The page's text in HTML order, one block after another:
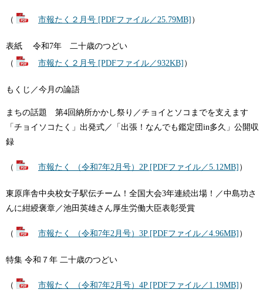
（ 市報たく２月号 [PDFファイル／25.79MB] ）
表紙 令和7年 二十歳のつどい
（
市報たく２月号 [PDFファイル／932KB] ）
もくじ／今月の論語
まちの話題 第4回納所かかし祭り／チョイとソコまでを支えます
「チョイソコたく」出発式／「出張！なんでも鑑定団in多久」公開収
録
（ 市報たく （令和7年2月号）2P [PDFファイル／5.12MB] ）
東原庠舎中央校女子駅伝チーム！全国大会3年連続出場！／中島功さ
んに紺綬褒章／池田英雄さん厚生労働大臣表彰受賞
（ 市報たく （令和7年2月号）3P [PDFファイル／4.96MB] ）
特集 令和７年 二十歳のつどい
（ 市報たく （令和7年2月号）4P [PDFファイル／1.19MB] ）